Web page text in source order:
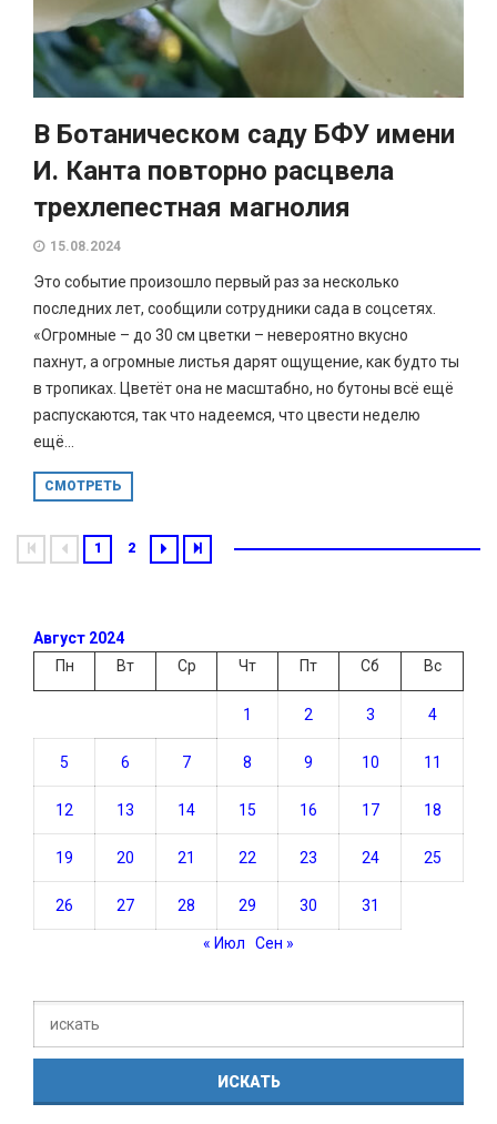
В Ботаническом саду БФУ имени
И. Канта повторно расцвела
трехлепестная магнолия
15.08.2024
Это событие произошло первый раз за несколько
последних лет, сообщили сотрудники сада в соцсетях.
«Огромные – до 30 см цветки – невероятно вкусно
пахнут, а огромные листья дарят ощущение, как будто ты
в тропиках. Цветёт она не масштабно, но бутоны всё ещё
распускаются, так что надеемся, что цвести неделю
ещё...
СМОТРЕТЬ
1 2
Август 2024
Пн
Вт Ср Чт Пт Сб Вс
1 2 3 4
5 6 7 8 9 10 11
12 13 14 15 16 17 18
19 20 21 22 23 24 25
26 27 28 29 30 31
« Июл Сен »